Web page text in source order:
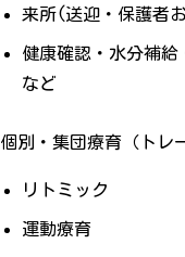
来所(送迎・保護者
健康確認・水分補給
など
個別・集団療育（トレ
リトミック
運動療育